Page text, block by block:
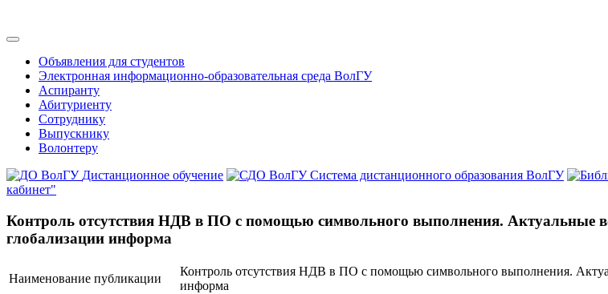
Объявления для студентов
Электронная информационно-образовательная среда ВолГУ
Аспиранту
Абитуриенту
Сотруднику
Выпускнику
Волонтеру
Дистанционное обучение
Система дистанционного образования ВолГУ
кабинет"
Контроль отсутствия НДВ в ПО с помощью символьного выполнения. Актуальные
глобализации информа
Наименование публикации
Контроль отсутствия НДВ в ПО с помощью символьного выполнения.
информа